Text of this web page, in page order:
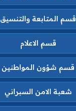
قسم المتابعة والتنسيق
قسم الاعلام
قسم شؤون المواطنين
شعبة الامن السبراني